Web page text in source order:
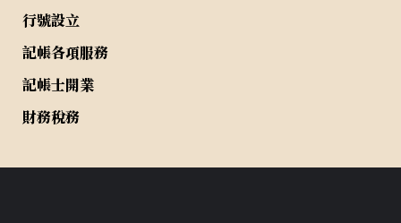
行號設立
記帳各項服務
記帳士開業
財務稅務